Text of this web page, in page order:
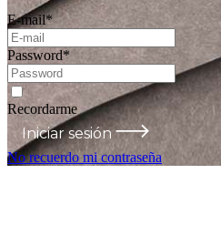
E-mail*
Password*
Recordarme
Iniciar sesión
No recuerdo mi contraseña